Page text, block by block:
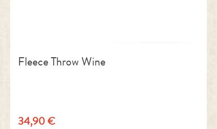
Fleece Throw Wine
Regulärer Preis:
34,90 €